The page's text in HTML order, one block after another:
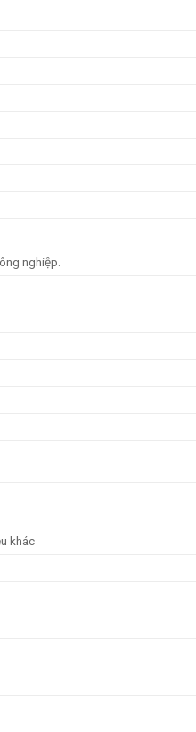
nghiệp.
khác